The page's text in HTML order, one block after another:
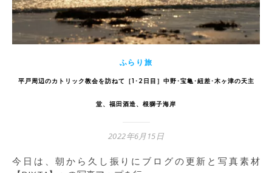
ふらり旅
平戸周辺のカトリック教会を訪ねて［1･2日目］中野･宝亀･紐差･木ヶ津の天主
堂、福田酒造、根獅子海岸
2022年6月15日
今日は、朝から久し振りにブログの更新と写真素材